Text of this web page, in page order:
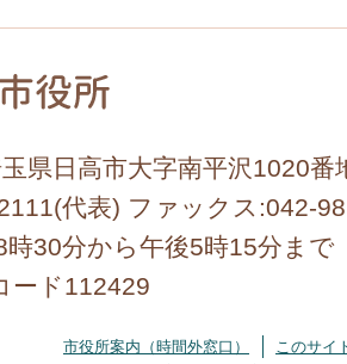
県日高市大字南平沢1020番
代表) ファックス:042-
時30分から午後5時15分まで
ード112429
市役所案内（時間外窓口）
このサイ